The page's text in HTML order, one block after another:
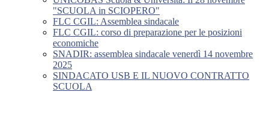
"SCUOLA in SCIOPERO"
FLC CGIL: Assemblea sindacale
FLC CGIL: corso di preparazione per le posizioni
economiche
SNADIR: assemblea sindacale venerdì 14 novembre
2025
SINDACATO USB E IL NUOVO CONTRATTO
SCUOLA